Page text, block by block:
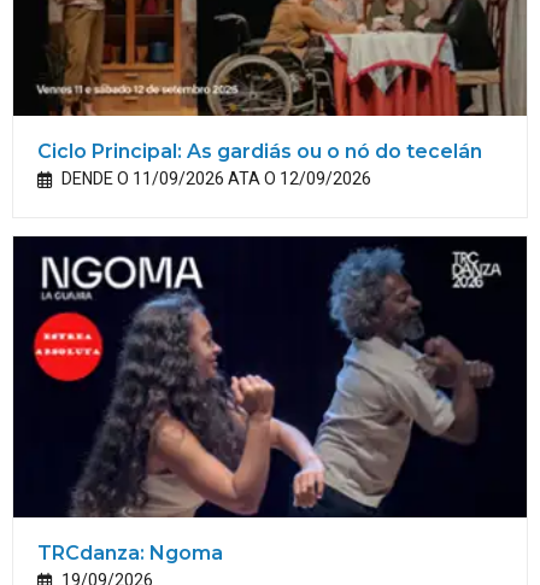
Ciclo Principal: As gardiás ou o nó do tecelán
DENDE O 11/09/2026 ATA O 12/09/2026
TRCdanza: Ngoma